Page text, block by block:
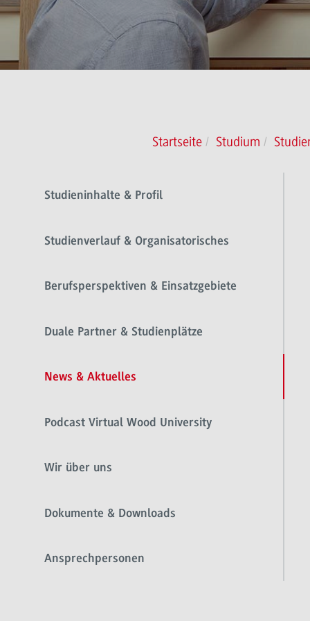
Startseite Studium
Studieninhalte & Profil
Studienverlauf & Organisatorisches
Berufsperspektiven & Einsatzgebiete
Duale Partner & Studienplätze
News & Aktuelles
Podcast Virtual Wood University
Wir über uns
Dokumente & Downloads
Ansprechpersonen